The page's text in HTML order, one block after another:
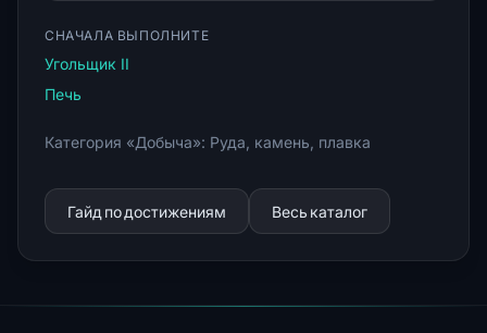
СНАЧАЛА ВЫПОЛНИТЕ
Угольщик II
Печь
Категория «Добыча»: Руда, камень, плавка
Гайд по достижениям Весь каталог